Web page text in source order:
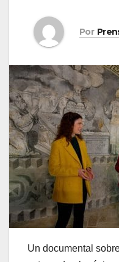
Por
Un documental